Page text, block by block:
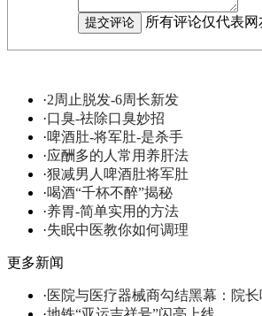
所有评论仅代表网
·2周止脱发-6周长新发
·口臭-祛除口臭妙招
·啤酒肚-将军肚-是杀手
·应酬多的人常用养肝法
·狠减男人啤酒肚将军肚
·喝酒“千杯不醉”揭秘
·养胃-简单实用的方法
·失眠中医教你如何调理
更多新闻
·医院与医疗器械商勾结黑幕：院